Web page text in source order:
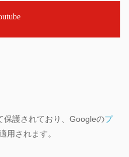
保護されており、Googleのプ
用されます。